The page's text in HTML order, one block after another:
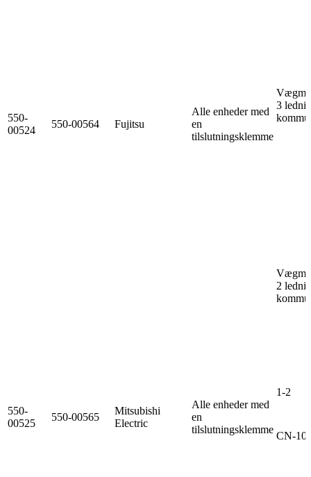
550-
00524
550-00564 Fujitsu
Alle enheder med
en
tilslutningsklemme
3
2
550-
00525
550-00565
Mitsubishi
Electric
Alle enheder med
en
tilslutningsklemme
1-2
CN-